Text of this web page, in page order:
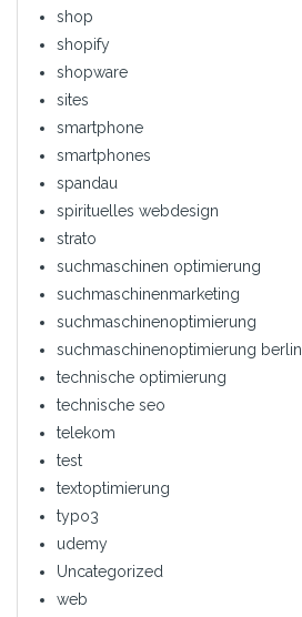
shop
shopify
shopware
sites
smartphone
smartphones
spandau
spirituelles webdesign
strato
suchmaschinen optimierung
suchmaschinenmarketing
suchmaschinenoptimierung
suchmaschinenoptimierung berlin
technische optimierung
technische seo
telekom
test
textoptimierung
typo3
udemy
Uncategorized
web